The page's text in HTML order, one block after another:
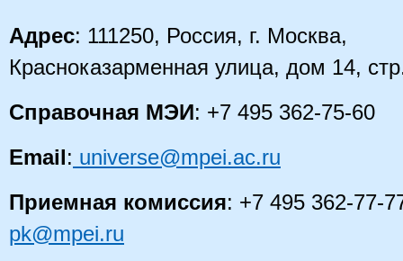
Адрес: 111250, Россия, г. Москва,
Красноказарменная улица, дом 14,
Справочная МЭИ: +7 495 362-75-60
Email: universe@mpei.ac.ru
Приемная комиссия: +7 495 362-77-
pk@mpei.ru